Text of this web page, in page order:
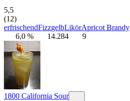
5,5
(12)
erfrischendFizzgelbLikörApricot Brandy
6,0 %
14.284 9
1800 California Sour